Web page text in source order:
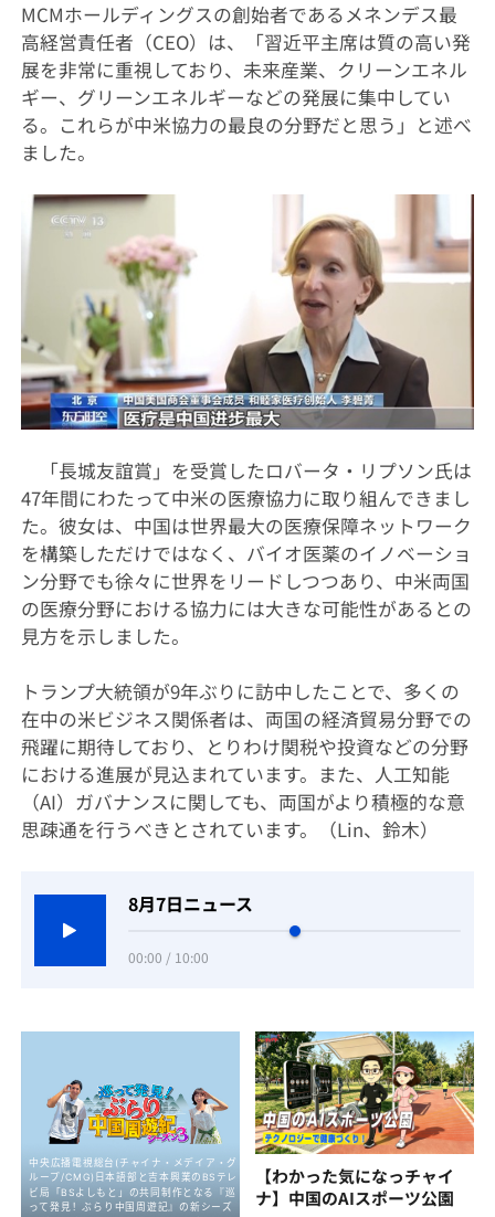
MCMホールディングスの創始者であるメネンデス最
高経営責任者（CEO）は、「習近平主席は質の高い発
展を非常に重視しており、未来産業、クリーンエネル
ギー、グリーンエネルギーなどの発展に集中してい
る。これらが中米協力の最良の分野だと思う」と述べ
ました。
「長城友誼賞」を受賞したロバータ・リプソン氏は
47年間にわたって中米の医療協力に取り組んできまし
た。彼女は、中国は世界最大の医療保障ネットワーク
を構築しただけではなく、バイオ医薬のイノベーショ
ン分野でも徐々に世界をリードしつつあり、中米両国
の医療分野における協力には大きな可能性があるとの
見方を示しました。
トランプ大統領が9年ぶりに訪中したことで、多くの
在中の米ビジネス関係者は、両国の経済貿易分野での
飛躍に期待しており、とりわけ関税や投資などの分野
における進展が見込まれています。また、人工知能
（AI）ガバナンスに関しても、両国がより積極的な意
思疎通を行うべきとされています。（Lin、鈴木）
8月7日ニュース
00:00 / 10:00
【わかった気になっチャイ
ナ】中国のAIスポーツ公園